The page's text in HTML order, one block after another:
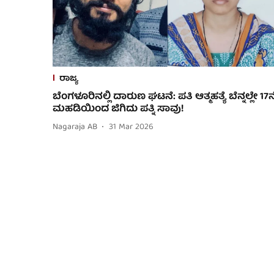
ರಾಜ್ಯ
ಬೆಂಗಳೂರಿನಲ್ಲಿ ದಾರುಣ ಘಟನೆ: ಪತಿ ಆತ್ಮಹತ್ಯೆ ಬೆನ್ನಲ್ಲೇ
ಮಹಡಿಯಿಂದ ಜಿಗಿದು ಪತ್ನಿ ಸಾವು!
Nagaraja AB 31 Mar 2026